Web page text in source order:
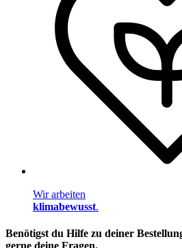
Wir arbeiten
klimabewusst.
Benötigst du Hilfe zu deiner